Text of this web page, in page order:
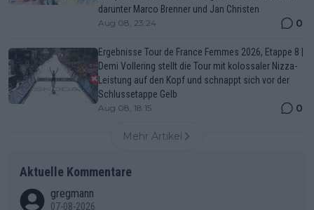
darunter Marco Brenner und Jan Christen
Aug 08, 23:24 0
Ergebnisse Tour de France Femmes 2026, Etappe 8 |
Demi Vollering stellt die Tour mit kolossaler Nizza-
Leistung auf den Kopf und schnappt sich vor der
Schlussetappe Gelb
Aug 08, 18:15 0
Mehr Artikel
Aktuelle Kommentare
gregmann
07-08-2026